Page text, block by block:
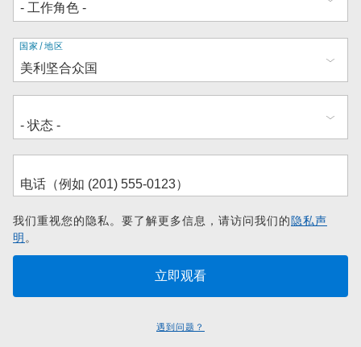
地
址
国家/地区
我们重视您的隐私。要了解更多信息，请访问我们的隐私声
明。
遇到问题？